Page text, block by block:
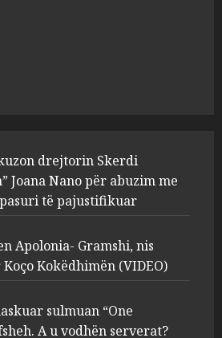
sulmuan “One Albania”,
ngjarja u fsheh. A u vodhën
serverat?
MARCH 25, 2025
Prokuroria jep pretencën, ja
çfarë dënimi kërkon për
Mariela dhe Antonela
Berishën
drejtorin Skerdi
Joana Nano për abuzim me
të pajustifikuar
Apolonia- Gramshi, nis
Kokëdhimën (VIDEO)
sulmuan “One
A u vodhën serverat?